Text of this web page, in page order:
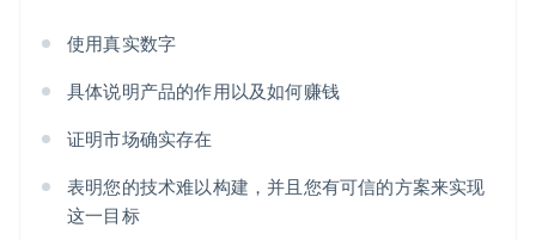
使用真实数字
具体说明产品的作用以及如何赚钱
证明市场确实存在
表明您的技术难以构建，并且您有可信的方案来实现
这一目标